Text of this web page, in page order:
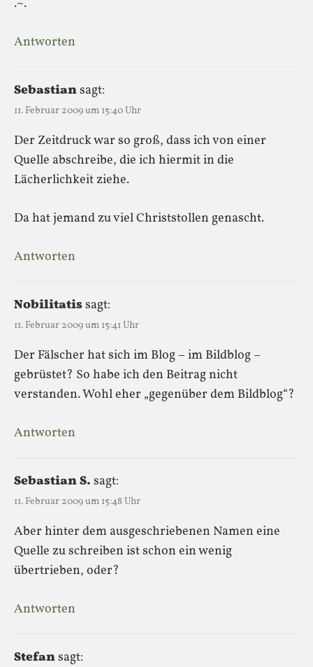
.~.
Antworten
Sebastiansagt:
11. Februar 2009 um 15:40 Uhr
Der Zeitdruck war so groß, dass ich von einer
Quelle abschreibe, die ich hiermit in die
Lächerlichkeit ziehe.
Da hat jemand zu viel Christstollen genascht.
Antworten
Nobilitatissagt:
11. Februar 2009 um 15:41 Uhr
Der Fälscher hat sich im Blog – im Bildblog –
gebrüstet? So habe ich den Beitrag nicht
verstanden. Wohl eher „gegenüber dem Bildblog“?
Antworten
Sebastian S. sagt:
11. Februar 2009 um 15:48 Uhr
Aber hinter dem ausgeschriebenen Namen eine
Quelle zu schreiben ist schon ein wenig
übertrieben, oder?
Antworten
Stefansagt: